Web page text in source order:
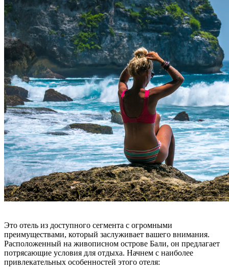
Это отель из доступного сегмента с огромными
преимуществами, который заслуживает вашего внимания.
Расположенный на живописном острове Бали, он предлагает
потрясающие условия для отдыха. Начнем с наиболее
привлекательных особенностей этого отеля: